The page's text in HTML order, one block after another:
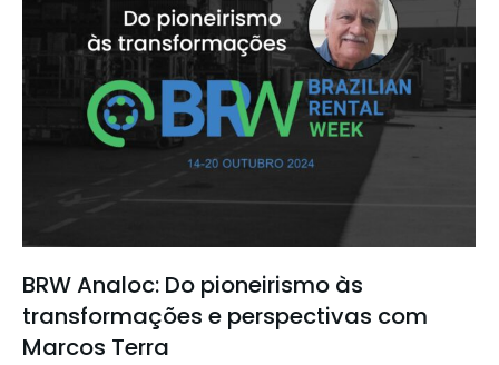
BRW Analoc: Do pioneirismo às
transformações e perspectivas com
Marcos Terra